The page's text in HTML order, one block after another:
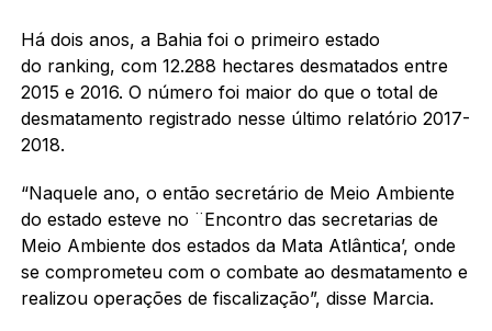
Há dois anos, a Bahia foi o primeiro estado
do ranking, com 12.288 hectares desmatados entre
2015 e 2016. O número foi maior do que o total de
desmatamento registrado nesse último relatório 2017-
2018.
“Naquele ano, o então secretário de Meio Ambiente
do estado esteve no ¨Encontro das secretarias de
Meio Ambiente dos estados da Mata Atlântica’, onde
se comprometeu com o combate ao desmatamento e
realizou operações de fiscalização”, disse Marcia.